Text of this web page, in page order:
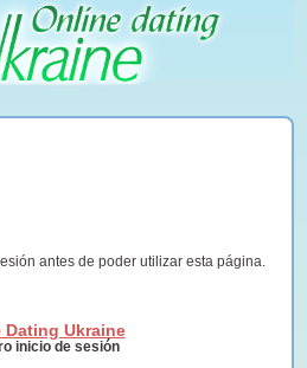
antes de poder utilizar esta página.
Dating Ukraine
inicio de sesión